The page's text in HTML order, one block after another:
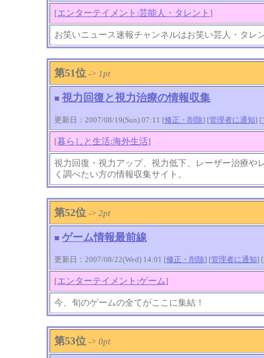
[エンターテイメント:芸能人・タレント]
お笑いニュース速報チャンネルはお笑い芸人・タレ
第51位 -> 1pt
■ 視力回復と視力治療の情報収集
更新日：2007/08/19(Sun) 07:11 [修正・削除] [管理者に通知] [
[暮らしと生活:海外生活]
視力回復・視力アップ、視力低下、レーザー治療や
く調べたい方の情報収集サイト。
第52位 ->2pt
■ ゲーム情報最前線
更新日：2007/08/22(Wed) 14:01 [修正・削除] [管理者に通知] [
[エンターテイメント:ゲーム]
今、旬のゲームの全てがここに集結！
第53位 ->0pt